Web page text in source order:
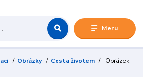
Menu
Obrázky Cesta životem
Obrázek